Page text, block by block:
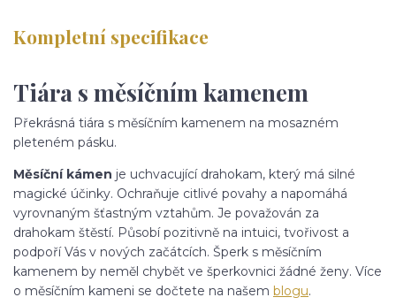
Kompletní specifikace
Tiára s měsíčním kamenem
Překrásná tiára s měsíčním kamenem na mosazném
pleteném pásku.
Měsíční kámen je uchvacující drahokam, který má silné
magické účinky. Ochraňuje citlivé povahy a napomáhá
vyrovnaným šťastným vztahům. Je považován za
drahokam štěstí. Působí pozitivně na intuici, tvořivost a
podpoří Vás v nových začátcích. Šperk s měsíčním
kamenem by neměl chybět ve šperkovnici žádné ženy. Více
o měsíčním kameni se dočtete na našem blogu.